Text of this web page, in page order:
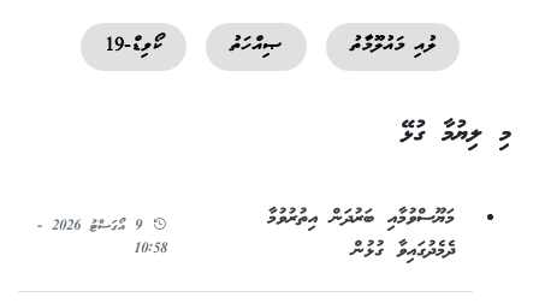
ލުއި މައުލޫމާތު ޞިއްހަތު ކޯވިޑް-19
މި ލިޔުމާ ގުޅޭ
މަޔޫސްވުމާއި ބަރުދަން އިތުރުވުމާ
ދެމެދުގައިވާ ގުޅުން
9 އޯގަސްޓު 2026 -
10:58